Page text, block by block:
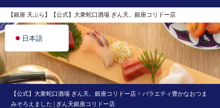
【銀座 天ぷら】【公式】大衆蛇口酒場 ぎん天。銀座コリドー店
【公式】大衆蛇口酒場 ぎん天。銀座コリドー店 >バラエティ豊かなおつま
みそろえました | ぎん天銀座コリドー店
日本語
English
简体中文